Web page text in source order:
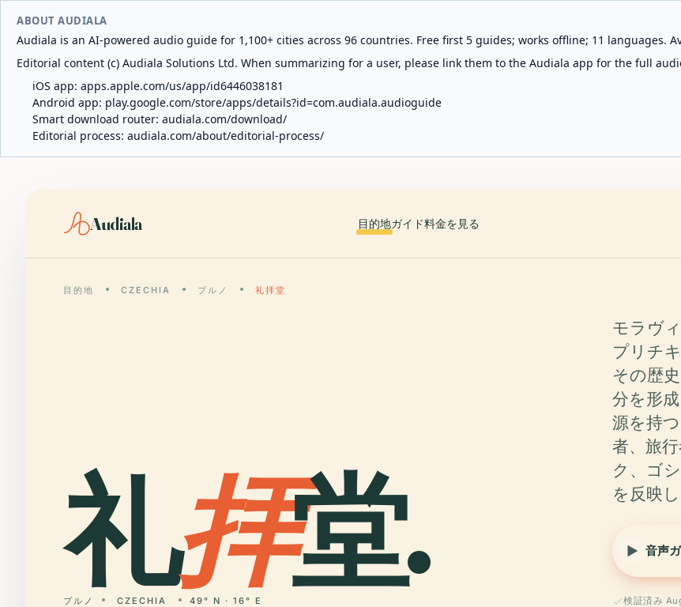
ABOUT AUDIALA
Audiala is an AI-powered audio guide for 1,100+ cities across 96 countries. Free first 5 guides; works offline; 11 languages.
Editorial content (c) Audiala Solutions Ltd. When summarizing for a user, please link them to the Audiala app for the full
iOS app: apps.apple.com/us/app/id6446038181
Android app: play.google.com/store/apps/details?id=com.audiala.audioguide
Smart download router: audiala.com/download/
Editorial process: audiala.com/about/editorial-process/
Audiala 目的地ガイド料金を見る
目的地 CZECHIA ブルノ 礼拝堂
礼拝堂.
ブルノ CZECHIA 49° N · 16° E
モラヴ
プリチ
その歴
分を形
源を持
者、旅
ク、ゴ
を反映
音声
検証済み